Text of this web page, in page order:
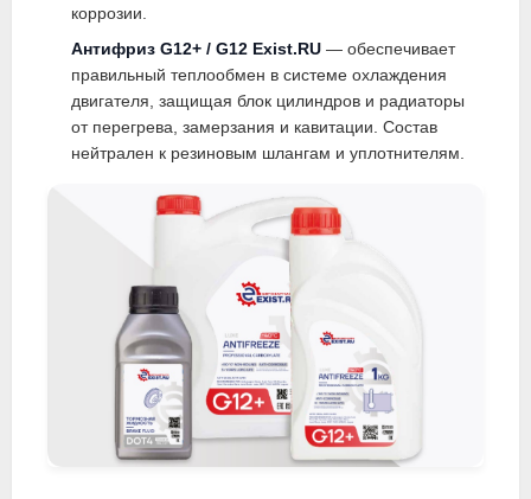
коррозии.
Антифриз G12+ / G12 Exist.RU — обеспечивает
правильный теплообмен в системе охлаждения
двигателя, защищая блок цилиндров и радиаторы
от перегрева, замерзания и кавитации. Состав
нейтрален к резиновым шлангам и уплотнителям.